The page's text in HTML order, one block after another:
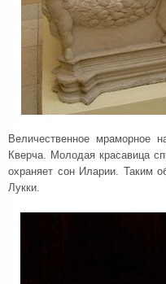
Величественное мраморное
Кверча. Молодая красавица
охраняет сон Иларии. Таким
Лукки.